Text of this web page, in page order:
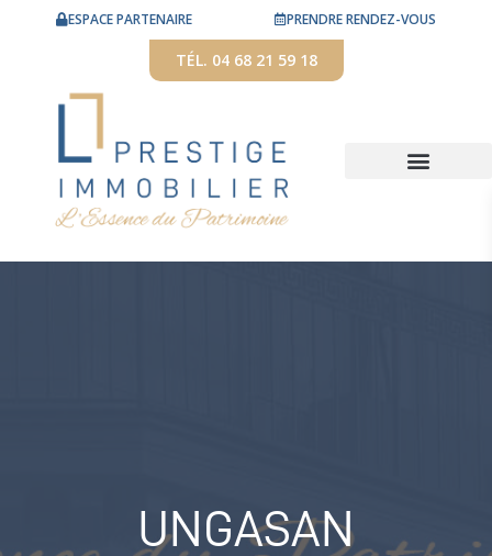
ESPACE PARTENAIRE PRENDRE RENDEZ-VOUS
TÉL. 04 68 21 59 18
UNGASAN